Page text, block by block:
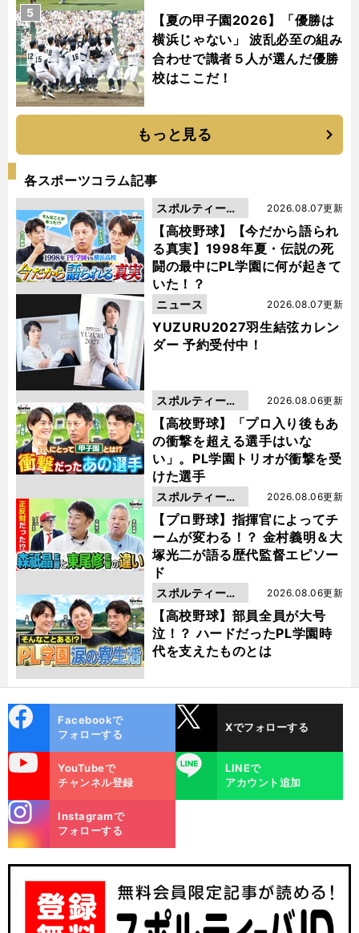
【夏の甲子園2026】「優勝は
横浜じゃない」 波乱必至の組み
合わせで識者５人が選んだ優勝
校はここだ！
5
もっと見る
各スポーツコラム記事
【高校野球】【今だから語られ
る真実】1998年夏・伝説の死
闘の最中にPL学園に何が起きて
いた！？
2026.08.07更新
スポルティーバ
動画
YUZURU2027羽生結弦カレン
ダー 予約受付中！
2026.08.07更新
ニュース
【高校野球】「プロ入り後もあ
の衝撃を超える選手はいな
い」。PL学園トリオが衝撃を受
けた選手
2026.08.06更新
スポルティーバ
動画
【プロ野球】指揮官によってチ
ームが変わる！？ 金村義明＆大
塚光二が語る歴代監督エピソー
ド
2026.08.06更新
スポルティーバ
動画
【高校野球】部員全員が大号
泣！？ ハードだったPL学園時
代を支えたものとは
2026.08.06更新
スポルティーバ
動画
ok
Facebookで
フォローする
Xでフォローする
YouTubeで
チャンネル登録
LINE
LINEで
アカウント追加
m
Instagramで
フォローする